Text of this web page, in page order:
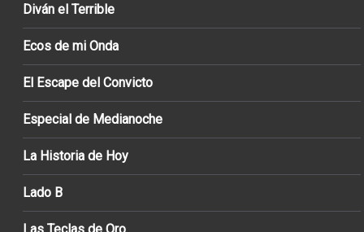
Diván el Terrible
Ecos de mi Onda
El Escape del Convicto
Especial de Medianoche
La Historia de Hoy
Lado B
Las Teclas de Oro